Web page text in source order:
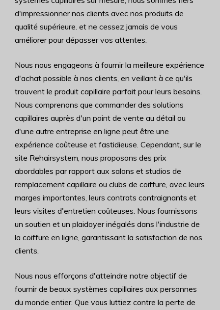
d'impressionner nos clients avec nos produits de
qualité supérieure. et ne cessez jamais de vous
améliorer pour dépasser vos attentes.
Nous nous engageons à fournir la meilleure expérience
d'achat possible à nos clients, en veillant à ce qu'ils
trouvent le produit capillaire parfait pour leurs besoins.
Nous comprenons que commander des solutions
capillaires auprès d'un point de vente au détail ou
d'une autre entreprise en ligne peut être une
expérience coûteuse et fastidieuse. Cependant, sur le
site Rehairsystem, nous proposons des prix
abordables par rapport aux salons et studios de
remplacement capillaire ou clubs de coiffure, avec leurs
marges importantes, leurs contrats contraignants et
leurs visites d'entretien coûteuses. Nous fournissons
un soutien et un plaidoyer inégalés dans l'industrie de
la coiffure en ligne, garantissant la satisfaction de nos
clients.
Nous nous efforçons d'atteindre notre objectif de
fournir de beaux systèmes capillaires aux personnes
du monde entier. Que vous luttiez contre la perte de